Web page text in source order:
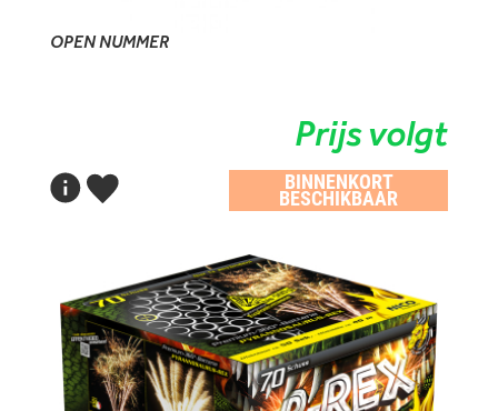
OPEN NUMMER
Prijs volgt
BINNENKORT
BESCHIKBAAR